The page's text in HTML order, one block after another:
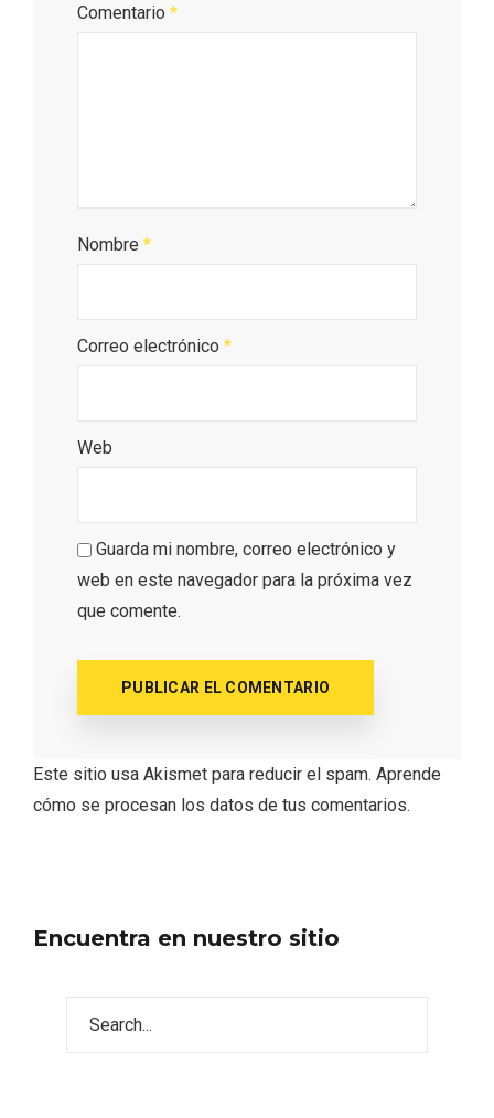
Comentario *
Nombre *
Correo electrónico *
Web
Guarda mi nombre, correo electrónico y
web en este navegador para la próxima vez
que comente.
Este sitio usa Akismet para reducir el spam. Aprende
cómo se procesan los datos de tus comentarios.
Encuentra en nuestro sitio
El árbol de Navidad de Fuenterrebollo
Belén segoviano, otra escusa más para
visitar Sepúlveda estas Navidades